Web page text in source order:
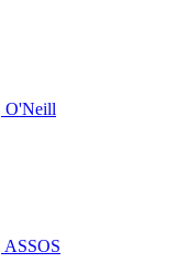
O'Neill
ASSOS